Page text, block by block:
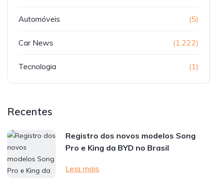
Automóveis (5)
Car News (1.222)
Tecnologia (1)
Recentes
Registro dos novos modelos Song
Pro e King da BYD no Brasil
Leia mais